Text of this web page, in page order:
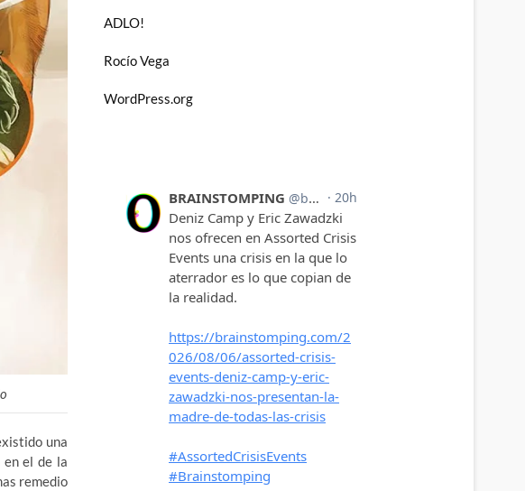
una
el de la
remedio
ADLO!
Rocío Vega
WordPress.org